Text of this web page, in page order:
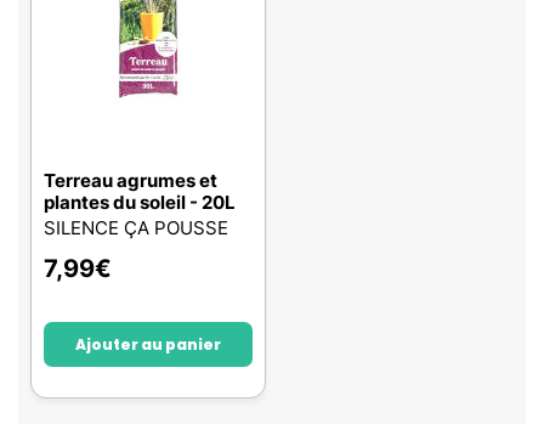
Terreau agrumes et
plantes du soleil - 20L
SILENCE ÇA POUSSE
7,99€
Ajouter au panier